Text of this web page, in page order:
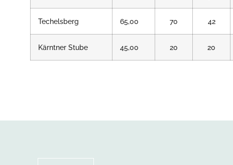
Techelsberg 65,00 70 42
Kärntner Stube 45,00 20 20